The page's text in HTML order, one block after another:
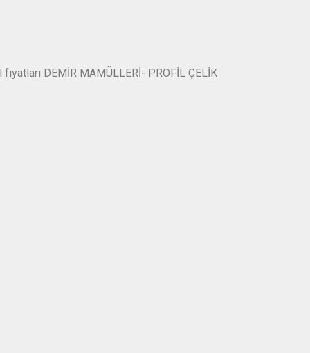
DEMİR MAMÜLLERİ- PROFİL ÇELİK